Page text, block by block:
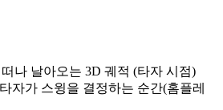
나 날아오는 3D 궤적 (타자 시점)
자가 스윙을 결정하는 순간(홈플레